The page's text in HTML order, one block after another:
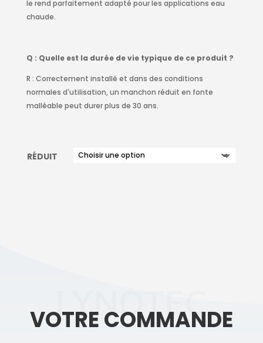
le rend parfaitement adapté pour les applications eau
chaude.
Q : Quelle est la durée de vie typique de ce produit ?
R : Correctement installé et dans des conditions
normales d'utilisation, un manchon réduit en fonte
malléable peut durer plus de 30 ans.
RÉDUIT
LYNOTEC
VOTRE COMMANDE